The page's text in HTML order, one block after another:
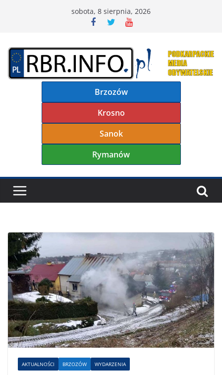
sobota, 8 sierpnia, 2026
Brzozów
Krosno
Sanok
Rymanów
AKTUALNOŚCI BRZOZÓW WYDARZENIA